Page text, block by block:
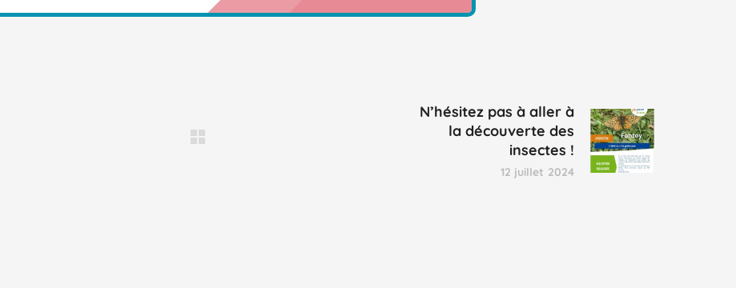
N’hésitez pas à aller à
la découverte des
insectes !
12 juillet 2024